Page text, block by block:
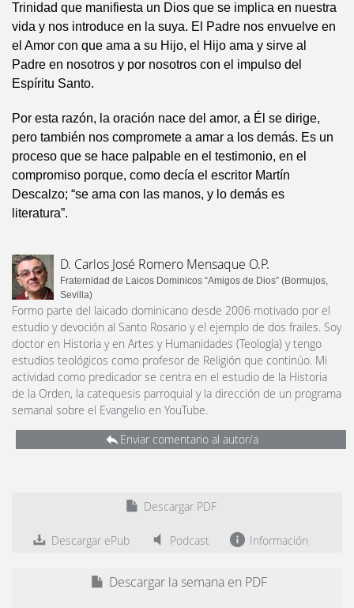
Trinidad que manifiesta un Dios que se implica en nuestra
vida y nos introduce en la suya. El Padre nos envuelve en
el Amor con que ama a su Hijo, el Hijo ama y sirve al
Padre en nosotros y por nosotros con el impulso del
Espíritu Santo.
Por esta razón, la oración nace del amor, a Él se dirige,
pero también nos compromete a amar a los demás. Es un
proceso que se hace palpable en el testimonio, en el
compromiso porque, como decía el escritor Martín
Descalzo; “se ama con las manos, y lo demás es
literatura”.
D. Carlos José Romero Mensaque O.P.
Fraternidad de Laicos Dominicos “Amigos de Dios” (Bormujos,
Sevilla)
Formo parte del laicado dominicano desde 2006 motivado por el
estudio y devoción al Santo Rosario y el ejemplo de dos frailes. Soy
doctor en Historia y en Artes y Humanidades (Teología) y tengo
estudios teológicos como profesor de Religión que continúo. Mi
actividad como predicador se centra en el estudio de la Historia
de la Orden, la catequesis parroquial y la dirección de un programa
semanal sobre el Evangelio en YouTube.
Enviar comentario al autor/a
Descargar PDF
Descargar ePub Podcast Información
Descargar la semana en PDF